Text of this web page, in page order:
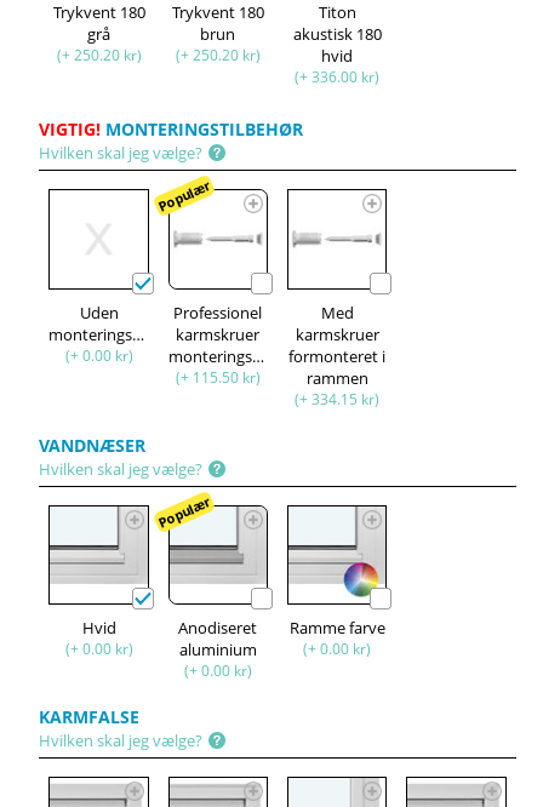
Trykvent 180
grå
(+ 250.20 kr)
Trykvent 180
brun
(+ 250.20 kr)
Titon
akustisk 180
hvid
(+ 336.00 kr)
VIGTIG! MONTERINGSTILBEHØR
Hvilken skal jeg vælge?
Uden
monteringssæt
(+ 0.00 kr)
Populær
Professionel
karmskruer
monteringssæt
(+ 115.50 kr)
Med
karmskruer
formonteret i
rammen
(+ 334.15 kr)
VANDNÆSER
Hvilken skal jeg vælge?
Hvid
(+ 0.00 kr)
Populær
Anodiseret
aluminium
(+ 0.00 kr)
Ramme farve
(+ 0.00 kr)
KARMFALSE
Hvilken skal jeg vælge?